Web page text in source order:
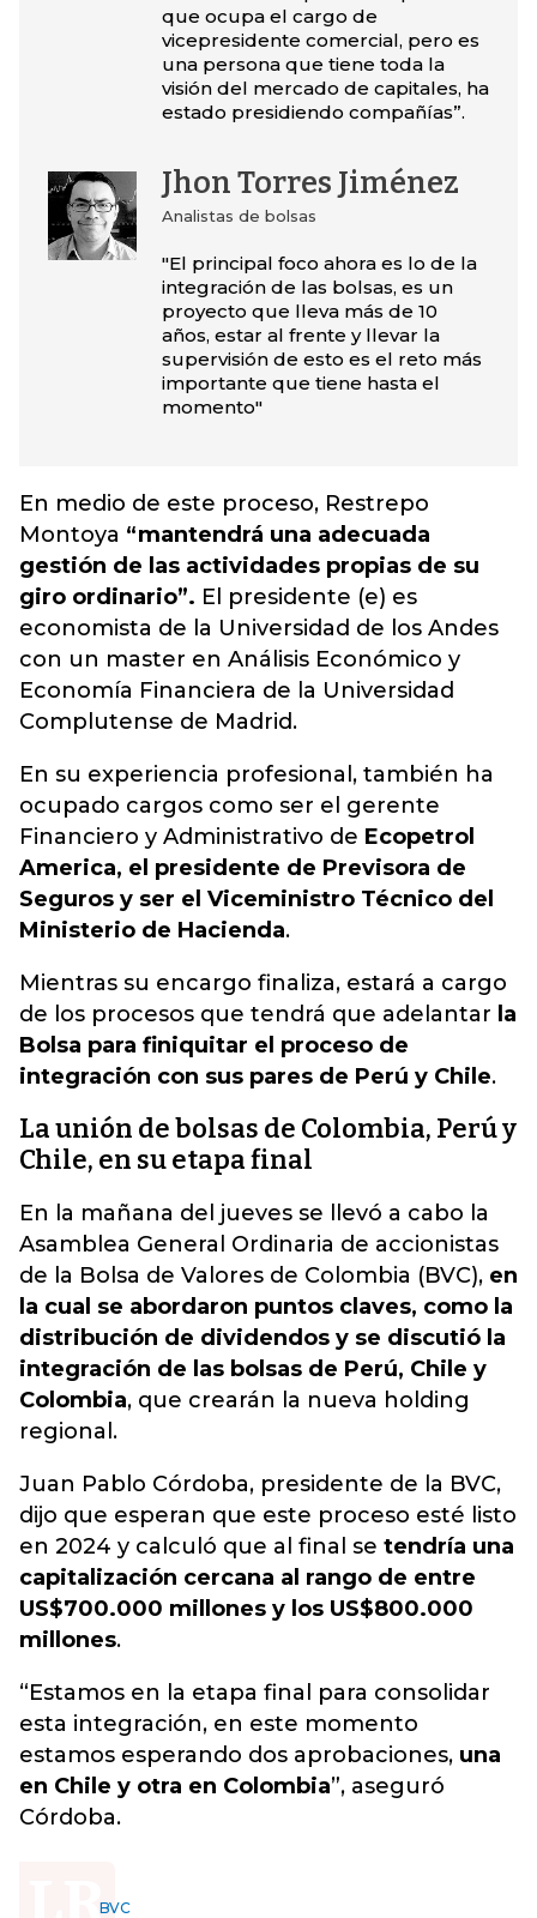
que ocupa el cargo de
vicepresidente comercial, pero es
una persona que tiene toda la
visión del mercado de capitales, ha
estado presidiendo compañías”.
Jhon Torres Jiménez
Analistas de bolsas
"El principal foco ahora es lo de la
integración de las bolsas, es un
proyecto que lleva más de 10
años, estar al frente y llevar la
supervisión de esto es el reto más
importante que tiene hasta el
momento"
En medio de este proceso, Restrepo
Montoya “mantendrá una adecuada
gestión de las actividades propias de su
giro ordinario”. El presidente (e) es
economista de la Universidad de los Andes
con un master en Análisis Económico y
Economía Financiera de la Universidad
Complutense de Madrid.
En su experiencia profesional, también ha
ocupado cargos como ser el gerente
Financiero y Administrativo de Ecopetrol
America, el presidente de Previsora de
Seguros y ser el Viceministro Técnico del
Ministerio de Hacienda.
Mientras su encargo finaliza, estará a cargo
de los procesos que tendrá que adelantar la
Bolsa para finiquitar el proceso de
integración con sus pares de Perú y Chile.
La unión de bolsas de Colombia, Perú y
Chile, en su etapa final
En la mañana del jueves se llevó a cabo la
Asamblea General Ordinaria de accionistas
de la Bolsa de Valores de Colombia (BVC), en
la cual se abordaron puntos claves, como la
distribución de dividendos y se discutió la
integración de las bolsas de Perú, Chile y
Colombia, que crearán la nueva holding
regional.
Juan Pablo Córdoba, presidente de la BVC,
dijo que esperan que este proceso esté listo
en 2024 y calculó que al final se tendría una
capitalización cercana al rango de entre
US$700.000 millones y los US$800.000
millones.
“Estamos en la etapa final para consolidar
esta integración, en este momento
estamos esperando dos aprobaciones, una
en Chile y otra en Colombia”, aseguró
Córdoba.